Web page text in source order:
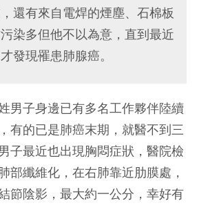
還有來自電焊的煙塵、石棉板
染多但他不以為意，直到最近
發現罹患肺腺癌。
男子身邊已有多名工作夥伴陸續
有的已是肺癌末期，就醫不到三
子最近也出現胸悶症狀，醫院檢
部纖維化，在右肺靠近肋膜處，
節陰影，最大約一公分，幸好有